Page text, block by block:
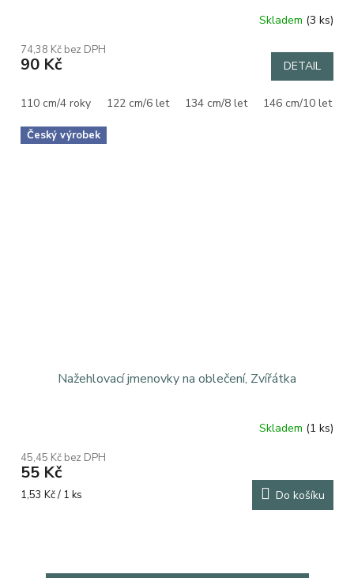
Skladem (3 ks)
74,38 Kč bez DPH
90 Kč DETAIL
110 cm/4 roky 122 cm/6 let 134 cm/8 let 146 cm/10 let
Český výrobek
Nažehlovací jmenovky na oblečení, Zvířátka
produktu
je
4,0
Skladem (1 ks)
45,45 Kč bez DPH
55 Kč
Měrná
1,53 Kč / 1 ks Do košíku